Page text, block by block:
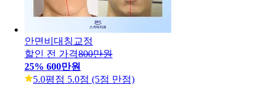
안면비대칭교정
할인 전 가격800만원
25% 600만원
5.0평점 5.0점 (5점 만점)